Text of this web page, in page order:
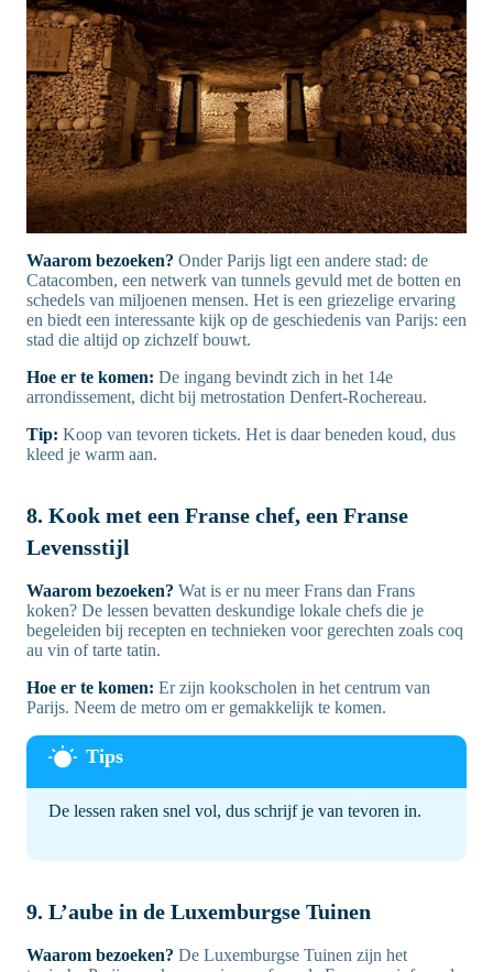
Waarom bezoeken? Onder Parijs ligt een andere stad: de
Catacomben, een netwerk van tunnels gevuld met de botten en
schedels van miljoenen mensen. Het is een griezelige ervaring
en biedt een interessante kijk op de geschiedenis van Parijs: een
stad die altijd op zichzelf bouwt.
Hoe er te komen: De ingang bevindt zich in het 14e
arrondissement, dicht bij metrostation Denfert-Rochereau.
Tip: Koop van tevoren tickets. Het is daar beneden koud, dus
kleed je warm aan.
8. Kook met een Franse chef, een Franse
Levensstijl
Waarom bezoeken? Wat is er nu meer Frans dan Frans
koken? De lessen bevatten deskundige lokale chefs die je
begeleiden bij recepten en technieken voor gerechten zoals coq
au vin of tarte tatin.
Hoe er te komen: Er zijn kookscholen in het centrum van
Parijs. Neem de metro om er gemakkelijk te komen.
De lessen raken snel vol, dus schrijf je van tevoren in.
9. L’aube in de Luxemburgse Tuinen
Waarom bezoeken? De Luxemburgse Tuinen zijn het